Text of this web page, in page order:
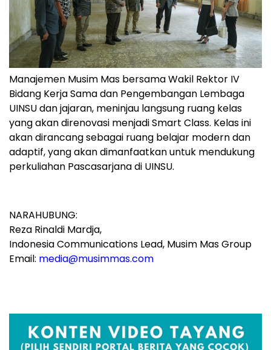
Manajemen Musim Mas bersama Wakil Rektor IV
Bidang Kerja Sama dan Pengembangan Lembaga
UINSU dan jajaran, meninjau langsung ruang kelas
yang akan direnovasi menjadi Smart Class. Kelas ini
akan dirancang sebagai ruang belajar modern dan
adaptif, yang akan dimanfaatkan untuk mendukung
perkuliahan Pascasarjana di UINSU.
NARAHUBUNG:
Reza Rinaldi Mardja,
Indonesia Communications Lead, Musim Mas Group
Email: media@musimmas.com